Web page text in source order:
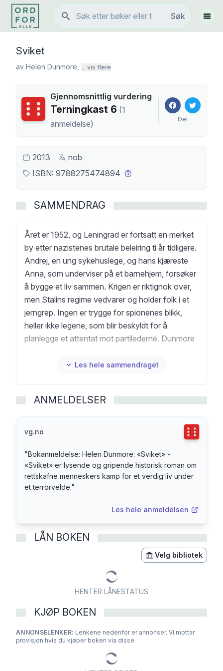
Søk
Søk
Vis
Sviket
av Helen Dunmore ... vis flere
Terningkast
Gjennomsnittlig vurdering
Terningkast 6 (1
anmeldelse) Del
2013
nob
ISBN: 9788275474894
SAMMENDRAG
Året er 1952, og Leningrad er fortsatt en merket
by etter nazistenes brutale beleiring ti år tidligere.
Andrej, en ung sykehuslege, og hans kjæreste
Anna, som underviser på et barnehjem, forsøker
å bygge et liv sammen. Krigen er riktignok over,
men Stalins regime vedvarer og holder folk i et
jerngrep. Ingen er trygge for spionenes blikk,
heller ikke legene, som blir beskyldt for å
planlegge et attentat mot partilederne. Dunmore
portrett av livet i etterkrigs-Sovjet, som viser oss
Dunmores bok Beleiringen, som ble nominert til
Fiction da den utkom.
Les hele sammendraget
ANMELDELSER
vg.no
"Bokanmeldelse: Helen Dunmore: «Sviket» -
«Sviket» er lysende og gripende historisk roman om
rettskafne menneskers kamp for et verdig liv under
et terrorvelde."
Les hele anmeldelsen
LÅN BOKEN
Velg bibliotek
HENTER LÅNESTATUS
KJØP BOKEN
ANNONSELENKER: Lenkene nedenfor er annonser. Vi mottar
provisjon hvis du kjøper boken via disse.